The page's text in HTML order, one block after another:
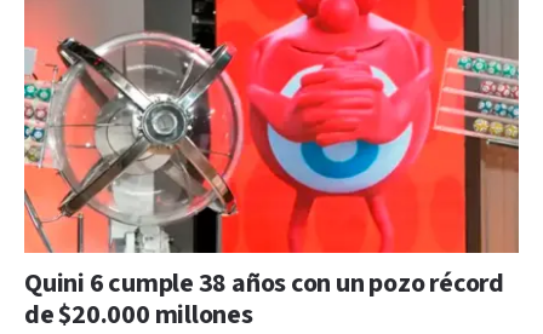
Quini 6 cumple 38 años con un pozo récord
de $20.000 millones